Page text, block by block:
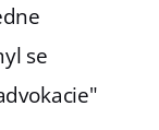
se